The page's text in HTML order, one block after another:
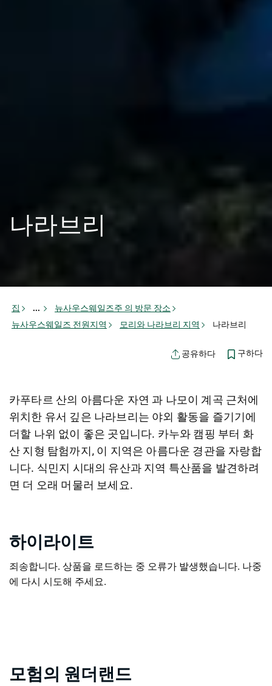
나라브리
집 ...
뉴사우스웨일즈주 의 방문 장소
뉴사우스웨일즈 전원지역
모리와 나라브리 지역 나라브리
공유하다 구하다
카푸타르 산의 아름다운 자연 과 나모이 계곡 근처에
위치한 유서 깊은 나라브리는 야외 활동을 즐기기에
더할 나위 없이 좋은 곳입니다. 카누와 캠핑 부터 화
산 지형 탐험까지, 이 지역은 아름다운 경관을 자랑합
니다. 식민지 시대의 유산과 지역 특산품을 발견하려
면 더 오래 머물러 보세요.
하이라이트
죄송합니다. 상품을 로드하는 중 오류가 발생했습니다. 나중
에 다시 시도해 주세요.
모험의 원더랜드